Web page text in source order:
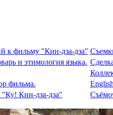
к фильму "Кин-дза-дза"
и этимология языка.
фильма.
Кин-дза-дза"